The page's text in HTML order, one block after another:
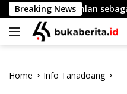
Skip
to
content
Breaking News
Dahlan sebagai Ketua
Home Info Tanadoang